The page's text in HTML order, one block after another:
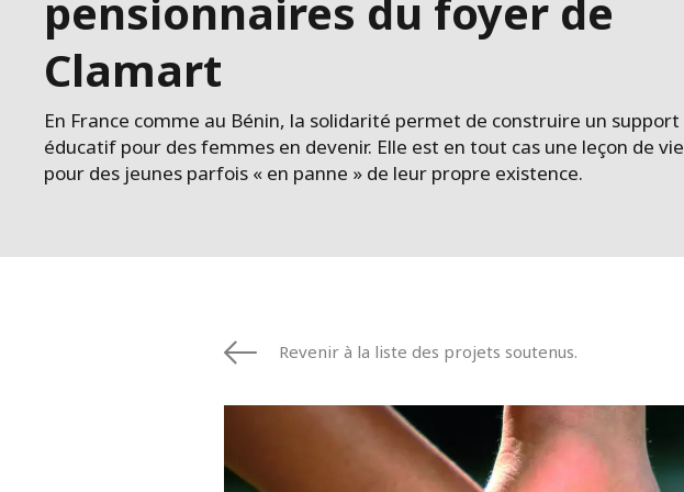
pensionnaires du foyer de
Clamart
En France comme au Bénin, la solidarité permet de construire un support
éducatif pour des femmes en devenir. Elle est en tout cas une leçon de vie
pour des jeunes parfois « en panne » de leur propre existence.
Revenir à la liste des projets soutenus.